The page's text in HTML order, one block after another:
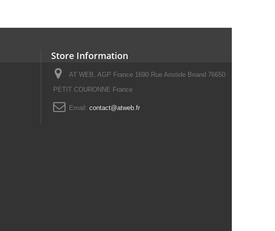
Store Information
AT WEB, AGP France 1690 Rue Aristide Briand 76650
PETIT COURONNE France
Email: contact@atweb.fr